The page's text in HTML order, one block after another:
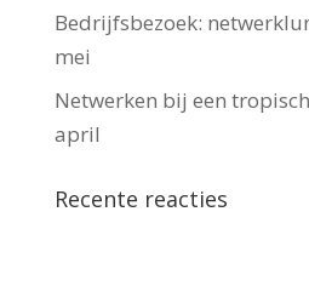
Bedrijfsbezoek:
mei
Netwerken bij een
april
Recente reacties